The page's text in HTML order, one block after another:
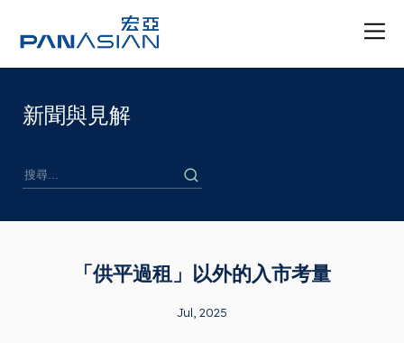
新聞與見解
「供平過租」以外的入市考量
Jul, 2025